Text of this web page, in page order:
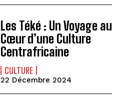
Les Téké : Un Voyage au
Cœur d’une Culture
Centrafricaine
CULTURE
22 Décembre 2024